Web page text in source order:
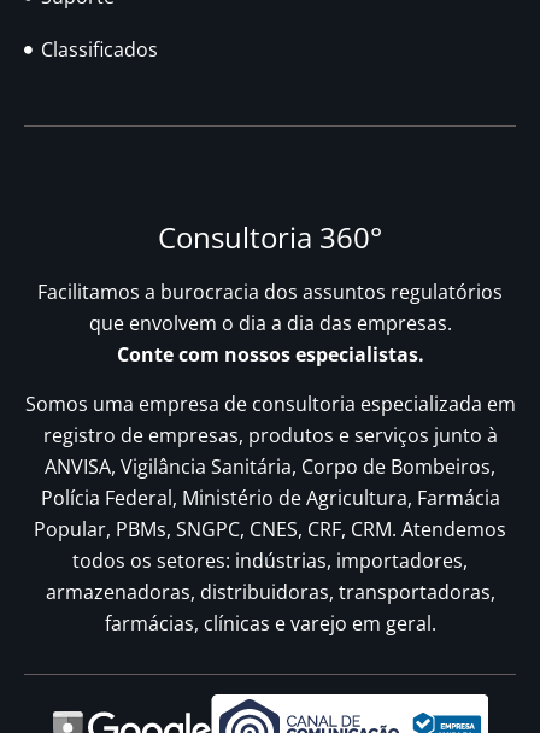
Classificados
Consultoria 360°
Facilitamos a burocracia dos assuntos regulatórios
que envolvem o dia a dia das empresas.
Conte com nossos especialistas.
Somos uma empresa de consultoria especializada em
registro de empresas, produtos e serviços junto à
ANVISA, Vigilância Sanitária, Corpo de Bombeiros,
Polícia Federal, Ministério de Agricultura, Farmácia
Popular, PBMs, SNGPC, CNES, CRF, CRM. Atendemos
todos os setores: indústrias, importadores,
armazenadoras, distribuidoras, transportadoras,
farmácias, clínicas e varejo em geral.